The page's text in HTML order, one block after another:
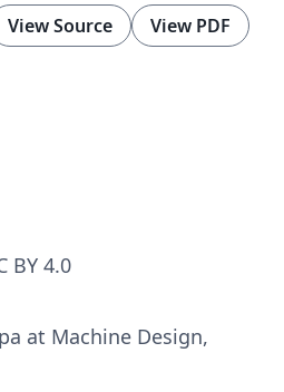
View Source View PDF
BY 4.0
at Machine Design,